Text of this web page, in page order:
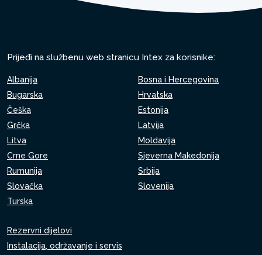
Prijeđi na službenu web stranicu Intex za korisnike:
Albanija
Bosna i Hercegovina
Bugarska
Hrvatska
Češka
Estonija
Grčka
Latvija
Litva
Moldavija
Crne Gore
Sjeverna Makedonija
Rumunija
Srbija
Slovačka
Slovenija
Turska
Rezervni dijelovi
Instalacija, održavanje i servis